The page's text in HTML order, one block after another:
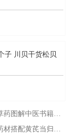
子 川贝干货松贝
解中医书籍大全
配黄芪当归泡水